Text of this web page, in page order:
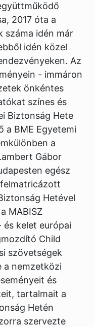
2017 óta a
száma idén már
idén közel
Az
- immáron
önkéntes
színes és
Biztonság Hete
a BME Egyetemi
a
Gábor
egész
Hetével
MABISZ
kelet európai
Child
szövetségek
a nemzetközi
és
tartalmait a
Hetén
szervezte